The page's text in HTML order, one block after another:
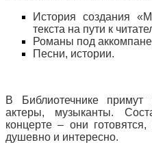
История создания
текста на пути к
Романы под
Песни, истории.
В Библиотечнике примут
актеры, музыканты.
концерте – они
душевно и интересно.